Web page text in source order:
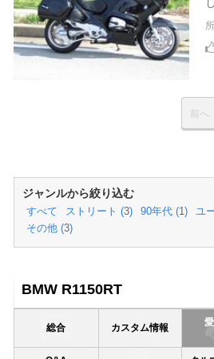
前へ
ジャンルから絞り込む
すべて ストリート (3) 90年代 (1 )
ユ
その他 (3)
BMW R1150RT
総合 カスタム情報